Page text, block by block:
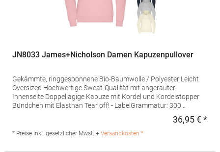
JN8033 James+Nicholson Damen Kapuzenpullover
Gekämmte, ringgesponnene Bio-Baumwolle / Polyester Leicht
Oversized Hochwertige Sweat-Qualität mit angerauter
Innenseite Doppellagige Kapuze mit Kordel und Kordelstopper
Bündchen mit Elasthan Tear off! - LabelGrammatur: 300
JN8033Hersteller: Gustav Daiber GmbH Vor dem Weißen Stein
36,95 € *
* Preise inkl. gesetzlicher Mwst. + Versandkosten *